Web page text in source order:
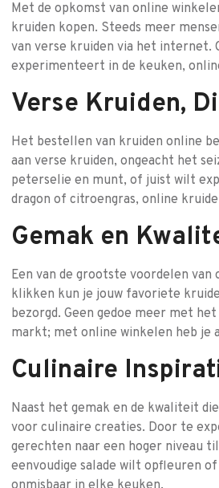
Met de opkomst van online
kruiden kopen. Steeds meer
van verse kruiden via het internet.
experimenteert in de keuken,
Verse Kruiden,
Het bestellen van kruiden online
aan verse kruiden, ongeacht het
peterselie en munt, of juist wilt
dragon of citroengras, online
Gemak en
Een van de grootste voordelen
klikken kun je jouw favoriete
bezorgd. Geen gedoe meer met
markt; met online winkelen heb je
Culinaire
Naast het gemak en de kwaliteit
voor culinaire creaties. Door te
gerechten naar een hoger niveau
eenvoudige salade wilt opfleuren